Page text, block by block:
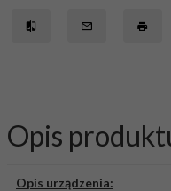
Opis
Opis urządzenia: